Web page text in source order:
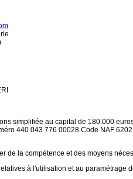
simplifiée au capital de 180.000
440 043 776 00028 Code NAF
de la compétence et des moyens
à l'utilisation et au paramétrage